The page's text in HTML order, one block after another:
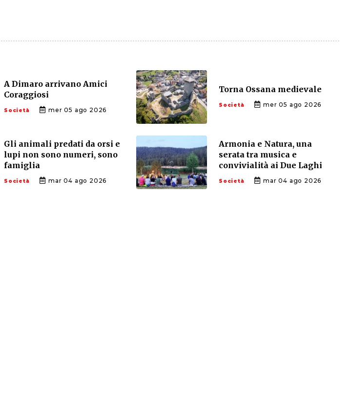
A Dimaro arrivano Amici
Coraggiosi
Società mer 05 ago 2026
Torna Ossana medievale
Società mer 05 ago 2026
Gli animali predati da orsi e
lupi non sono numeri, sono
famiglia
Società mar 04 ago 2026
Armonia e Natura, una
serata tra musica e
convivialità ai Due Laghi
Società mar 04 ago 2026